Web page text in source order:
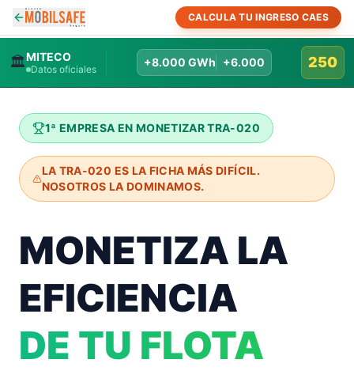
CALCULA TU INGRESO CAES
🏛️MITECO
Datos oficiales +8.000 GWh +6.000 250
1ª EMPRESA EN MONETIZAR TRA-020
LA TRA-020 ES LA FICHA MÁS DIFÍCIL.
NOSOTROS LA DOMINAMOS.
MONETIZA LA
EFICIENCIA
DE TU FLOTA